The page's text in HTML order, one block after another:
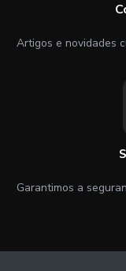
Artigos e novidades
Garantimos a